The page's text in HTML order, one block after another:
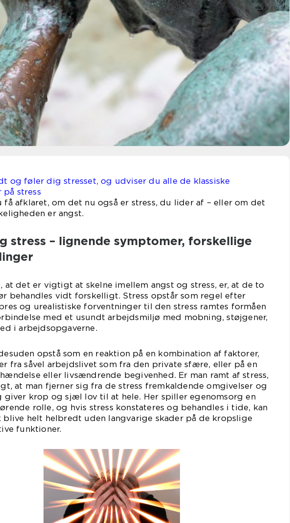
og føler dig stresset, og udviser du alle de klassiske
stress
få afklaret, om det nu også er stress, du lider af – eller om det
er angst.
stress – lignende symptomer, forskellige
at det er vigtigt at skelne imellem angst og stress, er, at de to
behandles vidt forskelligt. Stress opstår som regel efter
og urealistiske forventninger til den stress ramtes formåen
med et usundt arbejdsmiljø med mobning, støjgener,
i arbejdsopgaverne.
opstå som en reaktion på en kombination af faktorer,
fra såvel arbejdslivet som fra den private sfære, eller på en
eller livsændrende begivenhed. Er man ramt af stress,
at man fjerner sig fra de stress fremkaldende omgivelser og
giver krop og sjæl lov til at hele. Her spiller egenomsorg en
rolle, og hvis stress konstateres og behandles i tide, kan
blive helt helbredt uden langvarige skader på de kropslige
funktioner.